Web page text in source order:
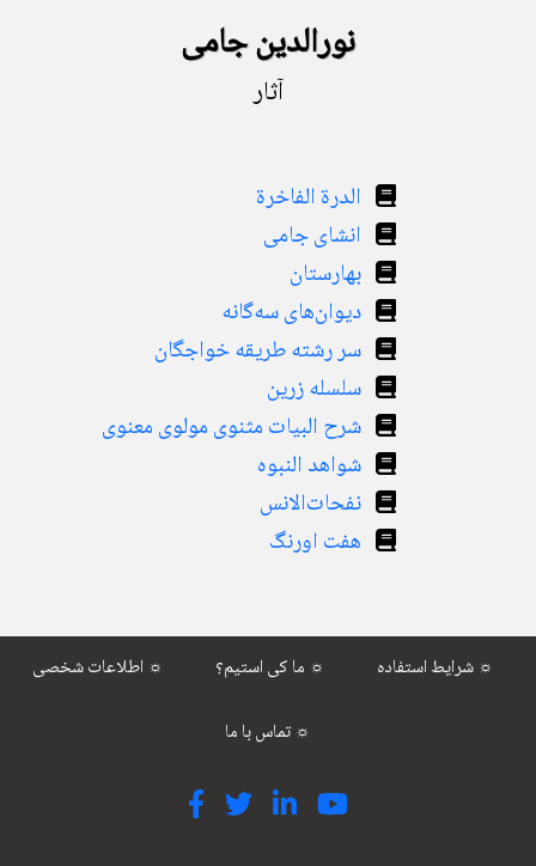
نورالدین جامی
آثار
الدرة الفاخرة
انشای جامی
بهارستان
دیوان‌های سه‌گانه
سر رشته طریقه خواجگان
سلسله زرین
شرح البیات مثنوی مولوی معنوی
شواهد النبوه
نفحات‌الانس
هفت اورنگ
اطلاعات شخصی ☼ ما کی استیم؟ ☼ شرایط استفاده ☼
تماس با ما ☼